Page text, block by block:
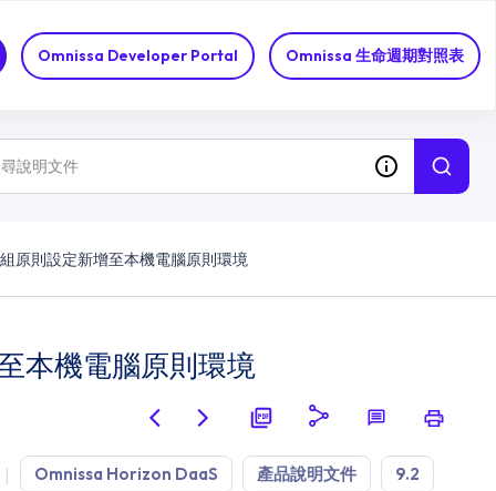
Omnissa Developer Portal Omnissa 生命週期對照表
原則設定新增至本機電腦原則環境
本機電腦原則環境
Omnissa Horizon DaaS 產品說明文件 9.2